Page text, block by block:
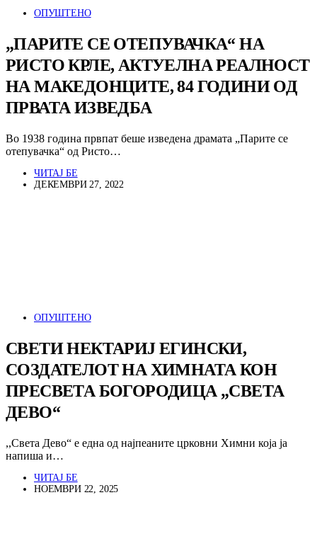
ОПУШТЕНО
„ПАРИТЕ СЕ ОТЕПУВАЧКА“ НА
РИСТО КРЛЕ, АКТУЕЛНА РЕАЛНОСТ
НА МАКЕДОНЦИТЕ, 84 ГОДИНИ ОД
ПРВАТА ИЗВЕДБА
Во 1938 година првпат беше изведена драмата „Парите се
отепувачка“ од Ристо…
ЧИТАЈ БЕ
ДЕКЕМВРИ 27, 2022
ОПУШТЕНО
СВЕТИ НЕКТАРИЈ ЕГИНСКИ,
СОЗДАТЕЛОТ НА ХИМНАТА КОН
ПРЕСВЕТА БОГОРОДИЦА „СВЕТА
ДЕВО“
,,Света Дево“ е една од најпеаните црковни Химни која ја
напиша и…
ЧИТАЈ БЕ
НОЕМВРИ 22, 2025